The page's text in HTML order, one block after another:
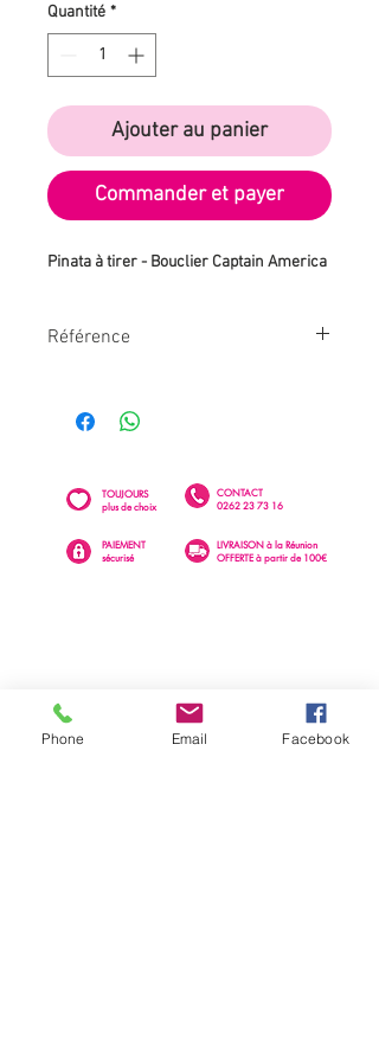
Quantité *
Ajouter au panier
Commander et payer
Pinata à tirer - Bouclier Captain America
Référence
CONTACT
0262 23 73 16
TOUJOURS
plus de choix
PAIEMENT
sécurisé
LIVRAISON à la Réunion
OFFERTE à partir de 100€
Phone Email Facebook